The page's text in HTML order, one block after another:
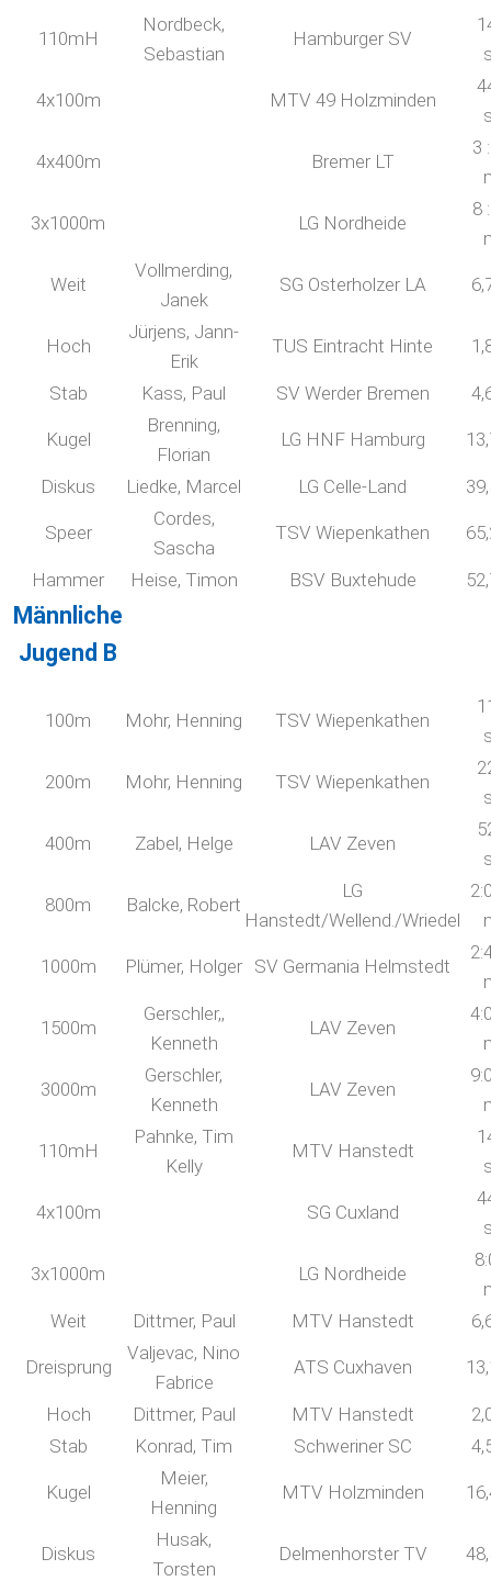
110mH
Nordbeck,
Sebastian
Hamburger SV
4x100m MTV 49 Holzminden
4x400m Bremer LT
3
3x1000m LG Nordheide
8
Weit
Vollmerding,
Janek
SG Osterholzer LA
Hoch
Jürjens, Jann-
Erik
TUS Eintracht Hinte
Stab Kass, Paul SV Werder Bremen
Kugel
Brenning,
Florian
LG HNF Hamburg
Diskus Liedke, Marcel LG Celle-Land
Speer
Cordes,
Sascha
TSV Wiepenkathen
Hammer Heise, Timon BSV Buxtehude
Männliche
Jugend B
100m Mohr, Henning TSV Wiepenkathen
200m Mohr, Henning TSV Wiepenkathen
400m Zabel, Helge LAV Zeven
800m Balcke, Robert
LG
Hanstedt/Wellend./Wriedel
1000m Plümer, Holger SV Germania Helmstedt
1500m
Gerschler,,
Kenneth
LAV Zeven
3000m
Gerschler,
Kenneth
LAV Zeven
110mH
Pahnke, Tim
Kelly
MTV Hanstedt
4x100m SG Cuxland
3x1000m LG Nordheide
Weit
Dittmer, Paul MTV Hanstedt
Dreisprung
Valjevac, Nino
Fabrice
ATS Cuxhaven
Hoch Dittmer, Paul MTV Hanstedt
Stab
Konrad, Tim Schweriner SC
Kugel
Meier,
Henning
MTV Holzminden
Diskus
Husak,
Torsten
Delmenhorster TV